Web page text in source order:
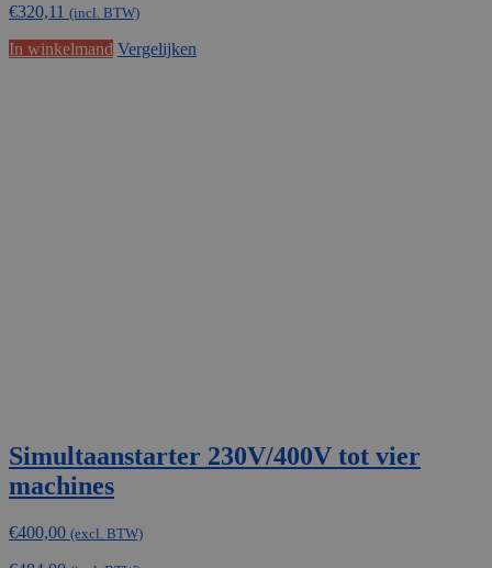
€320,11 (incl. BTW)
In winkelmand Vergelijken
Simultaanstarter 230V/400V tot vier
machines
€400,00 (excl. BTW)